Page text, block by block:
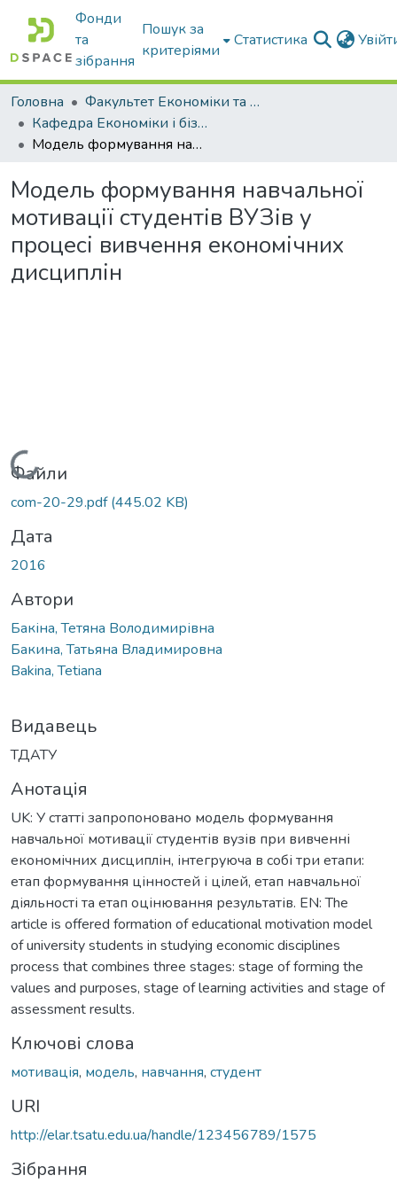
Фонди
та
зібрання
Пошук за
критеріями
Статистика
Головна
Факультет Економіки та бізнесу
Кафедра Економіки і бізнесу
Модель формування навчальної мотивації студентів ВУЗів у процесі вивчення економічних дисциплін
Модель формування навчальної
мотивації студентів ВУЗів у
процесі вивчення економічних
дисциплін
Вантажиться...
Файли
com-20-29.pdf(445.02 KB)
Дата
2016
Автори
Бакіна, Тетяна Володимирівна
Бакина, Татьяна Владимировна
Bakina, Tetiana
Видавець
ТДАТУ
Анотація
UK: У статті запропоновано модель формування
навчальної мотивації студентів вузів при вивченні
економічних дисциплін, інтегруюча в собі три етапи:
етап формування цінностей і цілей, етап навчальної
діяльності та етап оцінювання результатів. EN: The
article is offered formation of educational motivation model
of university students in studying economic disciplines
process that combines three stages: stage of forming the
values and purposes, stage of learning activities and stage of
assessment results.
Ключові слова
мотивація, модель, навчання, студент
URI
http://elar.tsatu.edu.ua/handle/123456789/1575
Зібрання